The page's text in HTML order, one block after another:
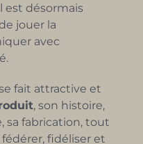
est désormais
jouer la
avec
fait attractive et
, son histoire,
sa fabrication, tout
fidéliser et